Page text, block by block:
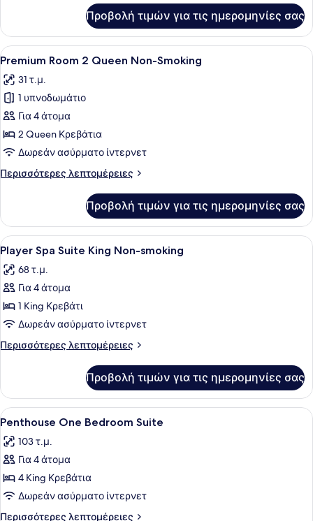
Καπνιστών
Δωμάτιο,
Queen
Μη
Καπνιστών
Προβολή τιμών για τις ημερομηνίες σας
Προβολή
όλων
των
φωτογραφιών
για
Premium
Room
2
Queen
Ένα δωμάτιο ξενοδοχείου με δύο
5
Premium Room 2 Queen Non-Smoking
31 τ.μ.
1 υπνοδωμάτιο
Για 4 άτομα
2 Queen Κρεβάτια
Δωρεάν ασύρματο ίντερνετ
Περισσότερες λεπτομέρειες
Περισσότερες
Room
Queen
Non-
Smoking
Προβολή τιμών για τις ημερομηνίες σας
Προβολή
όλων
των
φωτογραφιών
για
Player
Spa
Suite
Non-
smoking
Ένα δωμάτιο ξενοδοχείου με ένα
7
Player Spa Suite King Non-smoking
68 τ.μ.
Για 4 άτομα
1 King Κρεβάτι
Δωρεάν ασύρματο ίντερνετ
Περισσότερες λεπτομέρειες
Περισσότερες
Spa
Suite
King
smoking
Προβολή τιμών για τις ημερομηνίες σας
Προβολή
όλων
των
φωτογραφιών
για
Penthouse
One
Ένα δωμάτιο ξενοδοχείου με ένα
5
Penthouse One Bedroom Suite
103 τ.μ.
Για 4 άτομα
4 King Κρεβάτια
Δωρεάν ασύρματο ίντερνετ
Περισσότερες λεπτομέρειες
Περισσότερες